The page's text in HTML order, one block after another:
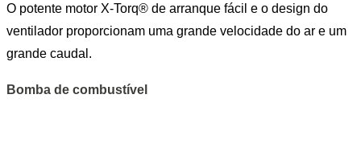
O potente motor X-Torq® de arranque fácil e o design do
ventilador proporcionam uma grande velocidade do ar e um
grande caudal.
Bomba de combustível